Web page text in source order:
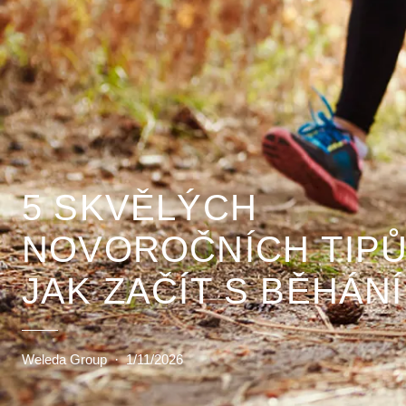
5 SKVĚLÝCH
NOVOROČNÍCH
JAK ZAČÍT S
Weleda Group · 1/11/2026